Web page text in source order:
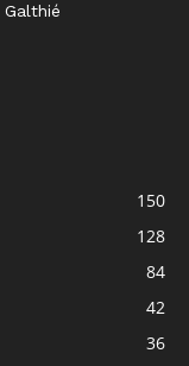
Galthié
150
128
84
42
36